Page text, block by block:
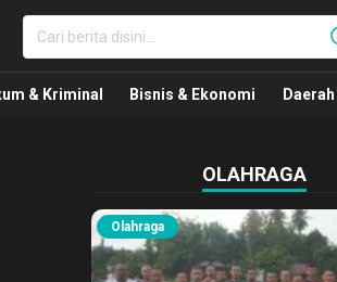
Nasional
& Kriminal Bisnis & Ekonomi Daerah
OLAHRAGA
Olahraga